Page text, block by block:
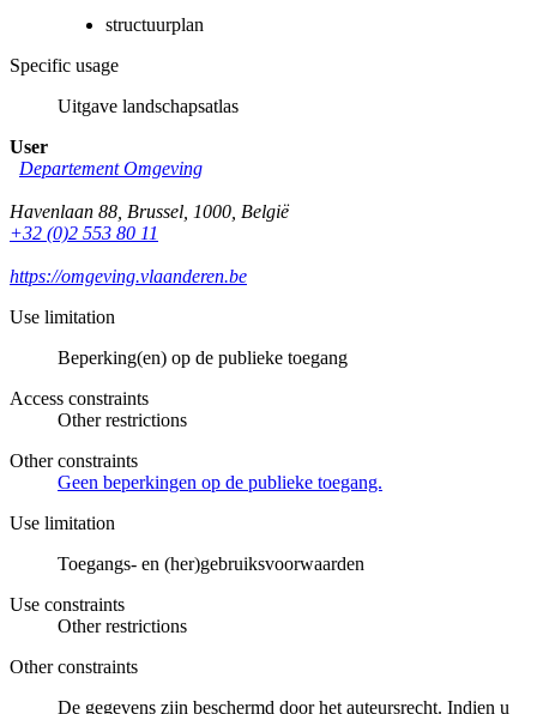
structuurplan
Specific usage
Uitgave landschapsatlas
User
Departement Omgeving
Havenlaan 88 Brussel 1000 België
+32 (0)2 553 80 11
https://omgeving.vlaanderen.be
Use limitation
Beperking(en) op de publieke toegang
Access constraints
Other restrictions
Other constraints
Geen beperkingen op de publieke toegang.
Use limitation
Toegangs- en (her)gebruiksvoorwaarden
Use constraints
Other restrictions
Other constraints
De gegevens zijn beschermd door het auteursrecht. Indien u